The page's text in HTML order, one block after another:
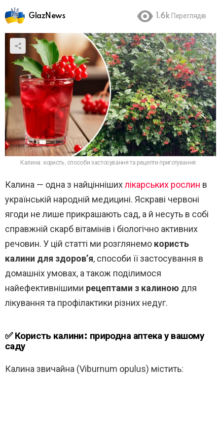
GlazNews 1.6k Переглядів
Калина: користь, способи застосування та рецепти приготування
Калина — одна з найціннішихлікарських рослин в
українській народній медицині. Яскраві червоні
ягоди не лише прикрашають сад, а й несуть в собі
справжній скарб вітамінів і біологічно активних
речовин. У цій статті ми розглянемо користь
калини для здоров’я, способи її застосування в
домашніх умовах, а також поділимося
найефективнішими рецептами з калиною для
лікування та профілактики різних недуг.
✅ Користь калини: природна аптека у вашому
саду
Калина звичайна (Viburnum opulus) містить: